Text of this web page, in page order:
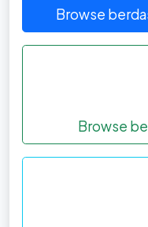
Browse
Browse